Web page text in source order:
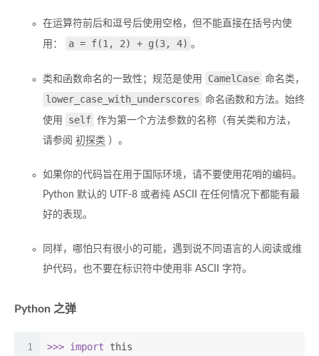
在运算符前后和逗号后使用空格，但不能直接在括号内使
用： a = f(1, 2) + g(3, 4) 。
类和函数命名的一致性；规范是使用 CamelCase 命名类，
lower_case_with_underscores 命名函数和方法。始终
使用 self 作为第一个方法参数的名称（有关类和方法，
请参阅 初探类 ）。
如果你的代码旨在用于国际环境，请不要使用花哨的编码。
Python 默认的 UTF-8 或者纯 ASCII 在任何情况下都能有最
好的表现。
同样，哪怕只有很小的可能，遇到说不同语言的人阅读或维
护代码，也不要在标识符中使用非 ASCII 字符。
Python 之弹
1
>>> import this